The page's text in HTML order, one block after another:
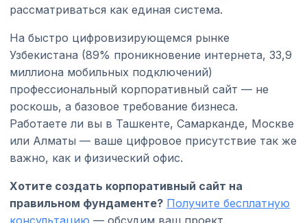
рассматриваться как единая система.
На быстро цифровизирующемся рынке
Узбекистана (89% проникновение интернета, 33,9
миллиона мобильных подключений)
профессиональный корпоративный сайт — не
роскошь, а базовое требование бизнеса.
Работаете ли вы в Ташкенте, Самарканде, Москве
или Алматы — ваше цифровое присутствие так же
важно, как и физический офис.
Хотите создать корпоративный сайт на
правильном фундаменте? Получите бесплатную
консультацию — обсудим ваш проект.